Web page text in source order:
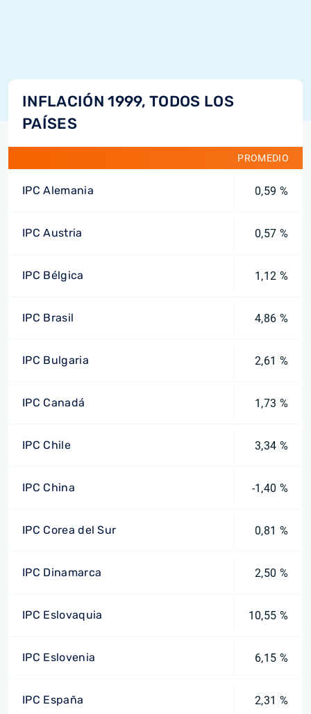
INFLACIÓN 1999, TODOS LOS
PAÍSES
PROMEDIO
IPC Alemania 0,59 %
IPC Austria 0,57 %
IPC Bélgica 1,12 %
IPC Brasil 4,86 %
IPC Bulgaria 2,61 %
IPC Canadá 1,73 %
IPC Chile 3,34 %
IPC China -1,40 %
IPC Corea del Sur 0,81 %
IPC Dinamarca 2,50 %
IPC Eslovaquia 10,55 %
IPC Eslovenia 6,15 %
IPC España 2,31 %